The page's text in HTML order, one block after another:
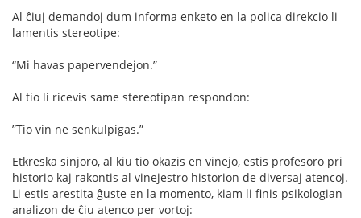
Al ĉiuj demandoj dum informa enketo en la polica direkcio li
lamentis stereotipe:
“Mi havas papervendejon.”
Al tio li ricevis same stereotipan respondon:
”Tio vin ne senkulpigas.”
Etkreska sinjoro, al kiu tio okazis en vinejo, estis profesoro pri
historio kaj rakontis al vinejestro historion de diversaj atencoj.
Li estis arestita ĝuste en la momento, kiam li ﬁnis psikologian
analizon de ĉiu atenco per vortoj: